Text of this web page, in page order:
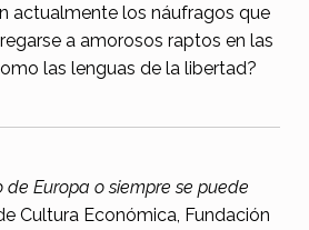
actualmente los náufragos que
a amorosos raptos en las
las lenguas de la libertad?
de Europa o siempre se puede
Cultura Económica, Fundación